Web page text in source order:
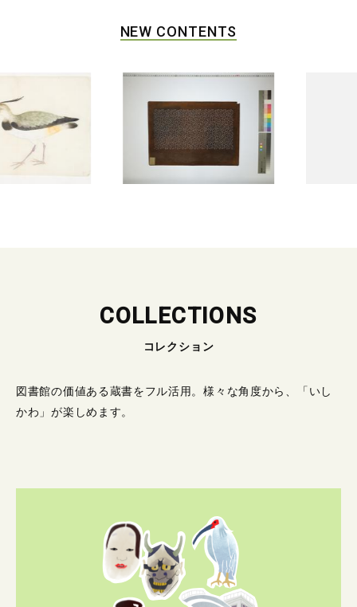
NEW CONTENTS
COLLECTIONS
コレクション
図書館の価値ある蔵書をフル活用。様々な角度から、「いし
かわ」が楽しめます。